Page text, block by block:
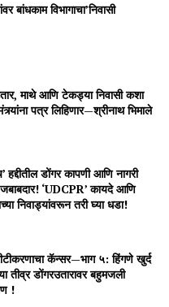
बांधकाम विभागाचा’निवासी
माथे आणि टेकड्या निवासी कशा
पत्र लिहिणार—श्रीनाथ भिमाले
हद्दीतील डोंगर कापणी आणि नागरी
‘UDCPR’ कायदे आणि
निवाड्यांवरून तरी घ्या धडा!
कॅन्सर—भाग ५: हिंगणे खुर्द
तीव्र डोंगरउतारावर बहुमजली
!